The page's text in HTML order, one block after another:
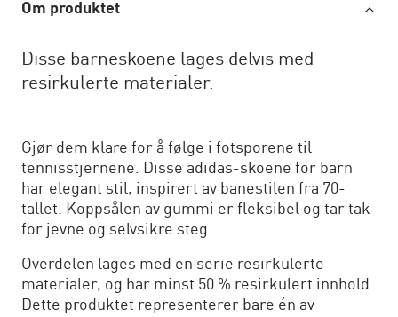
Om produktet
Disse barneskoene lages delvis med
resirkulerte materialer.
Gjør dem klare for å følge i fotsporene til
tennisstjernene. Disse adidas-skoene for barn
har elegant stil, inspirert av banestilen fra 70-
tallet. Koppsålen av gummi er fleksibel og tar tak
for jevne og selvsikre steg.
Overdelen lages med en serie resirkulerte
materialer, og har minst 50 % resirkulert innhold.
Dette produktet representerer bare én av